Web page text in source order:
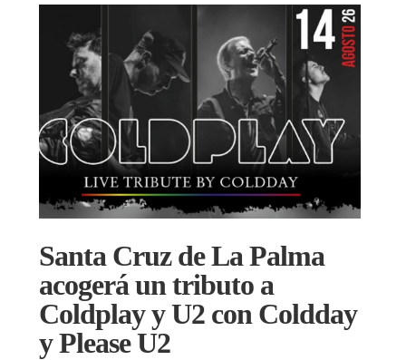
Santa Cruz de La Palma
acogerá un tributo a
Coldplay y U2 con Coldday
y Please U2